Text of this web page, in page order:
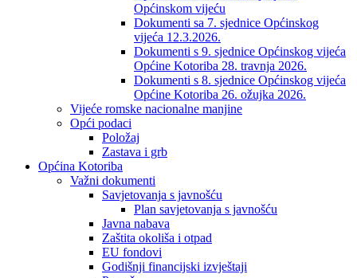
Općinskom vijeću
Dokumenti sa 7. sjednice Općinskog
vijeća 12.3.2026.
Dokumenti s 9. sjednice Općinskog vijeća
Općine Kotoriba 28. travnja 2026.
Dokumenti s 8. sjednice Općinskog vijeća
Općine Kotoriba 26. ožujka 2026.
Vijeće romske nacionalne manjine
Opći podaci
Položaj
Zastava i grb
Općina Kotoriba
Važni dokumenti
Savjetovanja s javnošću
Plan savjetovanja s javnošću
Javna nabava
Zaštita okoliša i otpad
EU fondovi
Godišnji financijski izvještaji